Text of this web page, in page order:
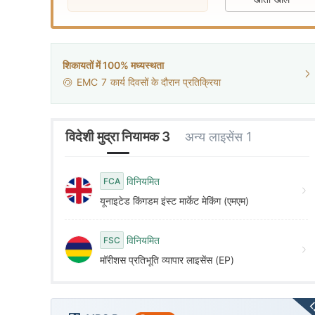
9 2
3
4
5
6
7
8
9
5
6
7
8
9
शिकायतों में 100% मध्यस्थता
EMC 7 कार्य दिवसों के दौरान प्रतिक्रिया
विदेशी मुद्रा नियामक 3 अन्य लाइसेंस 1
FCA विनियमित
यूनाइटेड किंगडम इंस्ट मार्केट मेकिंग (एमएम)
FSC
विनियमित
मॉरीशस प्रतिभूति व्यापार लाइसेंस (EP)